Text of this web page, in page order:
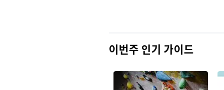
이번주 인기 가이드